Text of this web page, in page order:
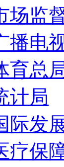
场监
播电
育总
计局
际发
疗保